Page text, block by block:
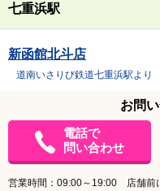
七重浜駅
新函館北斗店
道南いさりび鉄道七重浜駅よ
お問
電話で
問い合わせ
営業時間：09:00～19:00 店舗